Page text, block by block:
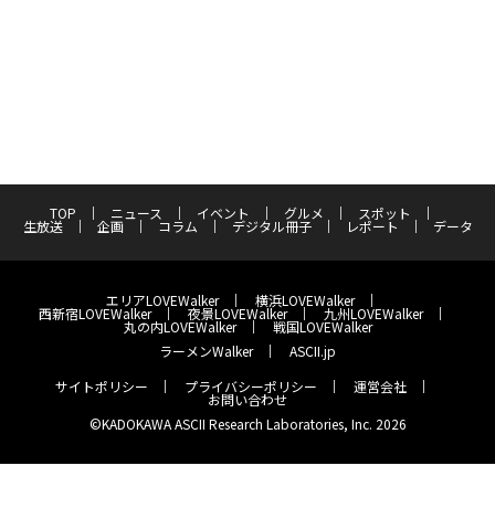
TOP ニュース イベント グルメ スポット
生放送 企画 コラム デジタル冊子 レポート データ
エリアLOVEWalker 横浜LOVEWalker
西新宿LOVEWalker 夜景LOVEWalker 九州LOVEWalker
丸の内LOVEWalker
戦国LOVEWalker
ラーメンWalker
ASCII.jp
サイトポリシー
プライバシーポリシー 運営会社
お問い合わせ
©KADOKAWA ASCII Research Laboratories, Inc. 2026